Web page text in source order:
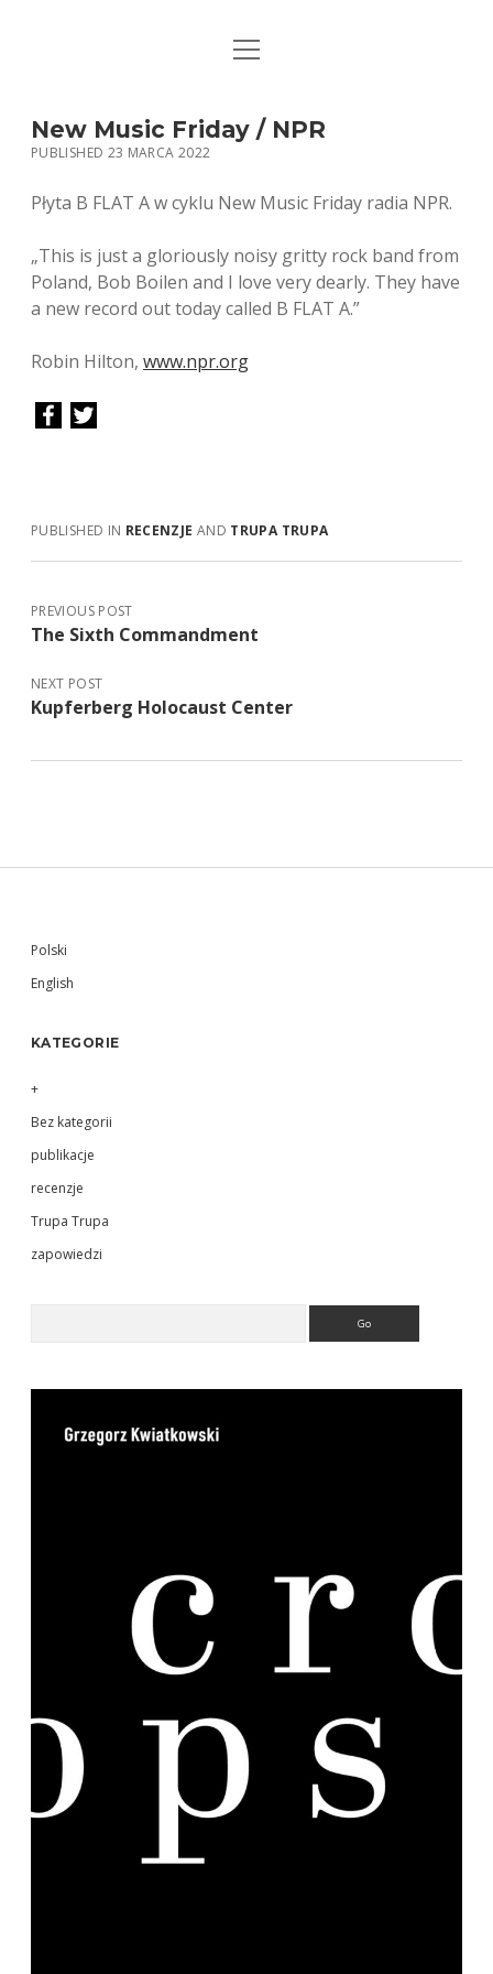
STRONA GŁÓWNA
MUZYKA
BIO / KONTAKT
open
New Music Friday / NPR
PUBLISHED 23 MARCA 2022
Płyta B FLAT A w cyklu New Music Friday radia NPR.
„This is just a gloriously noisy gritty rock band from
Poland, Bob Boilen and I love very dearly. They have
a new record out today called B FLAT A.”
Robin Hilton, www.npr.org
PUBLISHED IN RECENZJE AND TRUPA TRUPA
PREVIOUS POST
The Sixth Commandment
NEXT POST
Kupferberg Holocaust Center
Sidebar
Polski
English
KATEGORIE
+
Bez kategorii
publikacje
recenzje
Trupa Trupa
zapowiedzi